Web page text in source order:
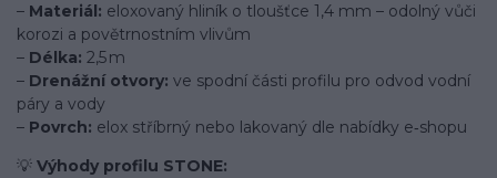
– Materiál: eloxovaný hliník o tloušťce 1,4 mm – odolný vůči
korozi a povětrnostním vlivům
– Délka: 2,5 m
– Drenážní otvory: ve spodní části profilu pro odvod vodní
páry a vody
– Povrch: elox stříbrný nebo lakovaný dle nabídky e‑shopu
💡 Výhody profilu STONE: